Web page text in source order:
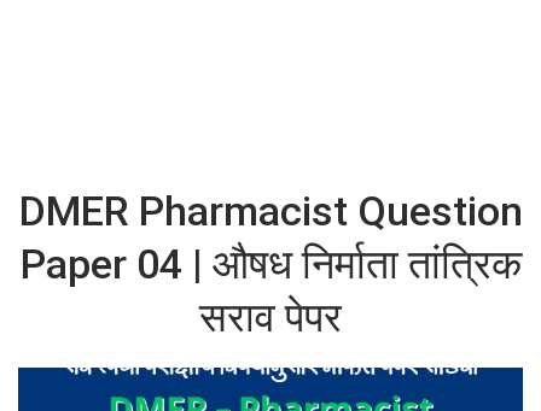
DMER Pharmacist Question
Paper 04 | औषध निर्माता तांत्रिक
सराव पेपर